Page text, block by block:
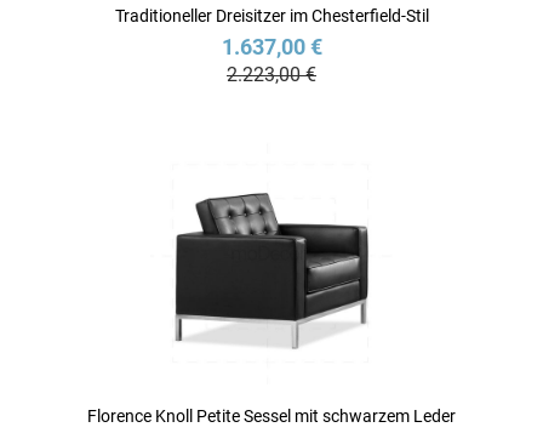
Traditioneller Dreisitzer im Chesterfield-Stil
1.637,00 €
2.223,00 €
Florence Knoll Petite Sessel mit schwarzem Leder